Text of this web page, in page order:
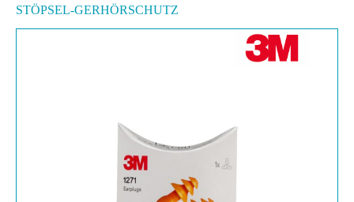
STÖPSEL-GERHÖRSCHUTZ